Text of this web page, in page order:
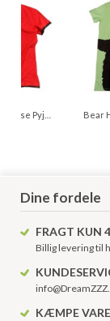
Chocolate Moose Pyjamas Tee, Adult Bear
Dine fordele
FRAGT KUN
Billig levering til
KÆMPE